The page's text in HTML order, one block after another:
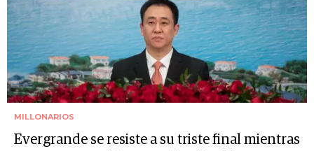
MILLONARIOS
Evergrande se resiste a su triste final mientras